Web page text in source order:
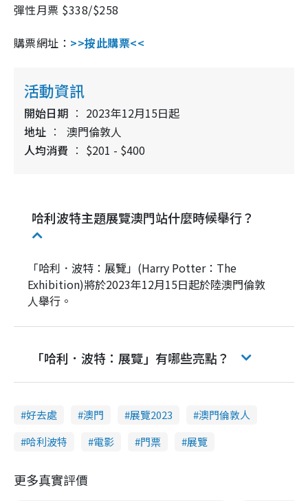
彈性月票 $338/$258
購票網址： >>按此購票<<
活動資訊
開始日期
2023年12月15日起
地址
澳門倫敦人
人均消費
$201 - $400
哈利波特主題展覽澳門站什麼時候舉行？
「哈利．波特：展覽」(Harry Potter： The
Exhibition)將於2023年12月15日起於陸澳門倫敦
人舉行。
「哈利．波特：展覽」有哪些亮點？
好去處 澳門 展覽2023
澳門倫敦人
哈利波特
電影 門票 展覽
更多真實評價